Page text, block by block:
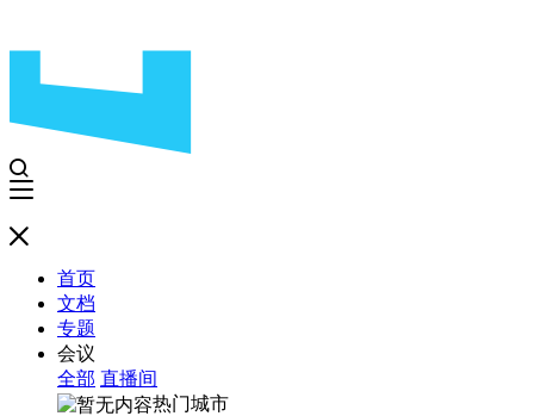
首页
文档
专题
会议
全部 直播间
热门城市